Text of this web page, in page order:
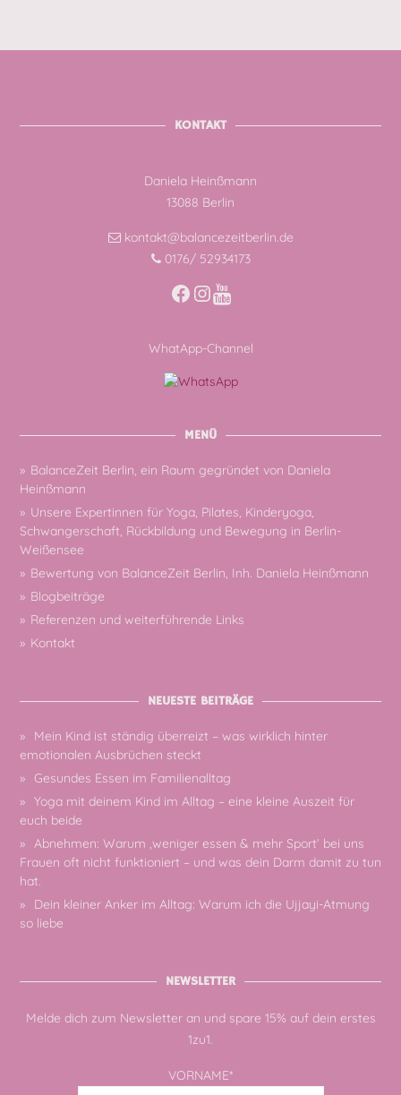
KONTAKT
Daniela Heinßmann
13088 Berlin
kontakt@balancezeitberlin.de
0176/ 52934173
Facebook
Instagram
WhatApp-Channel
MENÜ
BalanceZeit Berlin, ein Raum gegründet von Daniela
Heinßmann
Unsere Expertinnen für Yoga, Pilates, Kinderyoga,
Schwangerschaft, Rückbildung und Bewegung in Berlin-
Weißensee
Bewertung von BalanceZeit Berlin, Inh. Daniela Heinßmann
Blogbeiträge
Referenzen und weiterführende Links
Kontakt
NEUESTE BEITRÄGE
Mein Kind ist ständig überreizt – was wirklich hinter
emotionalen Ausbrüchen steckt
Gesundes Essen im Familienalltag
Yoga mit deinem Kind im Alltag – eine kleine Auszeit für
euch beide
Abnehmen: Warum ‚weniger essen & mehr Sport‘ bei uns
Frauen oft nicht funktioniert – und was dein Darm damit zu tun
hat.
Dein kleiner Anker im Alltag: Warum ich die Ujjayi-Atmung
so liebe
NEWSLETTER
Melde dich zum Newsletter an und spare 15% auf dein erstes
1zu1.
VORNAME*